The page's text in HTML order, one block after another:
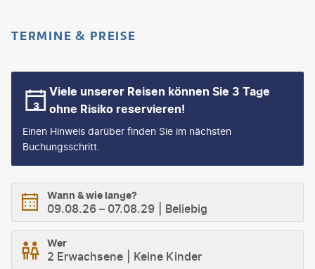
TERMINE & PREISE
Viele unserer Reisen können Sie 3 Tage
ohne Risiko reservieren!
Einen Hinweis darüber finden Sie im nächsten
Buchungsschritt.
Wann & wie lange?
09.08.26 – 07.08.29 Beliebig
Wer
2 Erwachsene Keine Kinder